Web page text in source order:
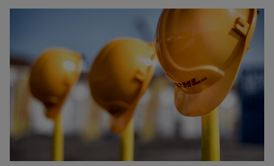
Plus d’infos sur notre vaste expertise